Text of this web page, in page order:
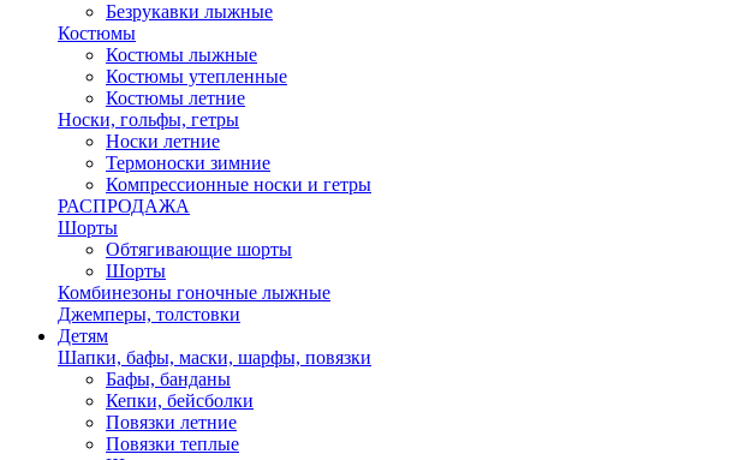
Безрукавки лыжные
Костюмы
Костюмы лыжные
Костюмы утепленные
Костюмы летние
Носки, гольфы, гетры
Носки летние
Термоноски зимние
Компрессионные носки и гетры
РАСПРОДАЖА
Шорты
Обтягивающие шорты
Шорты
Комбинезоны гоночные лыжные
Джемперы, толстовки
Детям
Шапки, бафы, маски, шарфы, повязки
Бафы, банданы
Кепки, бейсболки
Повязки летние
Повязки теплые